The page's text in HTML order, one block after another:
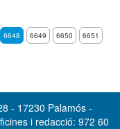
6648 6649 6650
6651
- 17230 Palamós -
i redacció: 972 60